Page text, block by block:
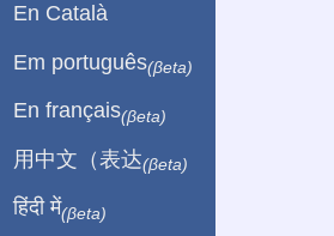
En Català
Em português(βeta)
En français(βeta)
用中文（表达(βeta)
हिंदी में(βeta)